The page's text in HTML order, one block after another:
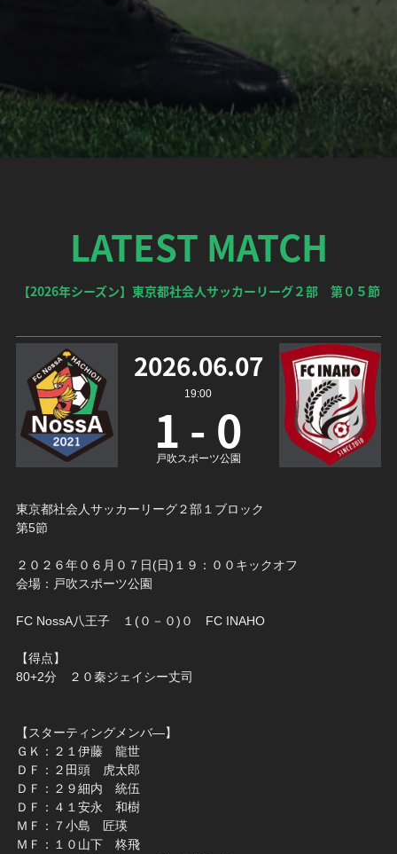
LATEST MATCH
【2026年シーズン】東京都社会人サッカーリーグ２部 第０５節
2026.06.07
19:00
1 - 0
戸吹スポーツ公園
東京都社会人サッカーリーグ２部１ブロック
第5節
２０２６年０６月０７日(日)１９：００キックオフ
会場：戸吹スポーツ公園
FC NossA八王子 １(０－０)０ FC INAHO
【得点】
80+2分 ２０秦ジェイシー丈司
【スターティングメンバ―】
ＧＫ：２１伊藤 龍世
ＤＦ：２田頭 虎太郎
ＤＦ：２９細内 統伍
ＤＦ：４１安永 和樹
ＭＦ：７小島 匠瑛
ＭＦ：１０山下 柊飛